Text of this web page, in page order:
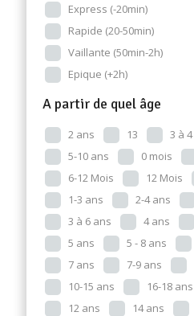
Express (-20min)
Rapide (20-50min)
Vaillante (50min-2h)
Epique (+2h)
A partir de quel âge
2 ans 13 3 à 4
5-10 ans
0 mois
6-12 Mois
12 Mois
1-3 ans
2-4 ans
3 à 6 ans
4 ans
5 ans
5 - 8 ans
7 ans
7-9 ans
10-15 ans
16-18 ans
12 ans
14 ans